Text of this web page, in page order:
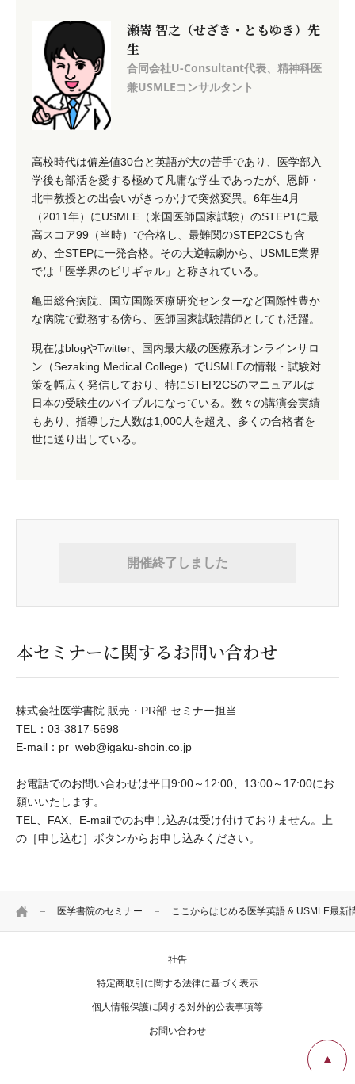
HOME 医学書院のセミナー ここからはじめる医学英語 & USMLE最新
瀬嵜 智之（せざき・ともゆき）先
生
合同会社U-Consultant代表、精神科医
兼USMLEコンサルタント
高校時代は偏差値30台と英語が大の苦手であり、医学部入
学後も部活を愛する極めて凡庸な学生であったが、恩師・
北中教授との出会いがきっかけで突然変異。6年生4月
（2011年）にUSMLE（米国医師国家試験）のSTEP1に最
高スコア99（当時）で合格し、最難関のSTEP2CSも含
め、全STEPに一発合格。その大逆転劇から、USMLE業界
では「医学界のビリギャル」と称されている。
亀田総合病院、国立国際医療研究センターなど国際性豊か
な病院で勤務する傍ら、医師国家試験講師としても活躍。
現在はblogやTwitter、国内最大級の医療系オンラインサロ
ン（Sezaking Medical College）でUSMLEの情報・試験対
策を幅広く発信しており、特にSTEP2CSのマニュアルは
日本の受験生のバイブルになっている。数々の講演会実績
もあり、指導した人数は1,000人を超え、多くの合格者を
世に送り出している。
開催終了しました
本セミナーに関するお問い合わせ
株式会社医学書院 販売・PR部 セミナー担当
TEL：03-3817-5698
E-mail：pr_web@igaku-shoin.co.jp
お電話でのお問い合わせは平日9:00～12:00、13:00～17:00にお
願いいたします。
TEL、FAX、E-mailでのお申し込みは受け付けておりません。上
の［申し込む］ボタンからお申し込みください。
社告
特定商取引に関する法律に基づく表示
個人情報保護に関する対外的公表事項等
お問い合わせ